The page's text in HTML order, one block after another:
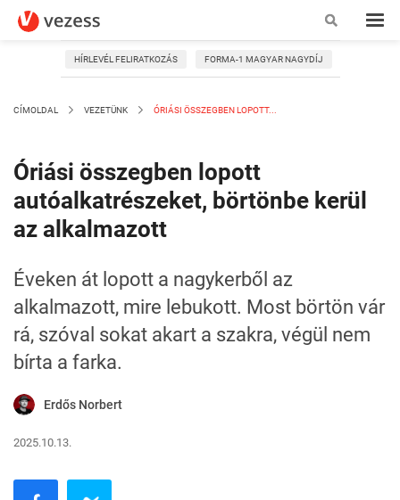
HÍRLEVÉL FELIRATKOZÁS FORMA-1 MAGYAR NAGYDÍJ
CÍMOLDAL VEZETÜNK ÓRIÁSI ÖSSZEGBEN LOPOTT...
Óriási összegben lopott
autóalkatrészeket, börtönbe kerül
az alkalmazott
Éveken át lopott a nagykerből az
alkalmazott, mire lebukott. Most börtön vár
rá, szóval sokat akart a szakra, végül nem
bírta a farka.
Erdős Norbert
2025.10.13.